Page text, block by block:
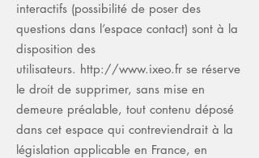
interactifs (possibilité de poser des
questions dans l’espace contact) sont à la
disposition des
utilisateurs. http://www.ixeo.fr se réserve
le droit de supprimer, sans mise en
demeure préalable, tout contenu déposé
dans cet espace qui contreviendrait à la
législation applicable en France, en